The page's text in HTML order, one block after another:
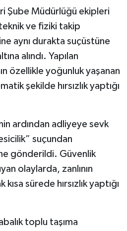
Şube Müdürlüğü ekipleri
ve fiziki takip
aynı durakta suçüstüne
alındı. Yapılan
özellikle yoğunluk yaşanan
şekilde hırsızlık yaptığı
ardından adliyeye sevk
suçundan
gönderildi. Güvenlik
olaylarda, zanlının
sürede hırsızlık yaptığı
toplu taşıma